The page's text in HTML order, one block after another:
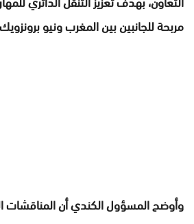
مربحة للجانبين بين المغرب ونيو
وأوضح المسؤول الكندي أن المناقشات